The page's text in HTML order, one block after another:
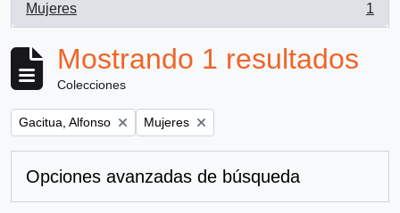
Mujeres
, 1 resultados
1
Mostrando 1 resultados
Colecciones
Remove filter:
Gacitua, Alfonso Remove filter:
Mujeres
Opciones avanzadas de búsqueda